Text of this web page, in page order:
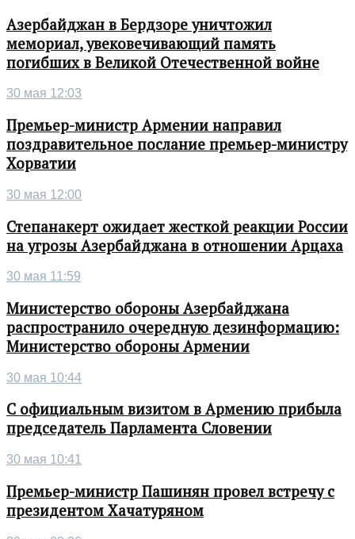
Азербайджан в Бердзоре уничтожил
мемориал, увековечивающий память
погибших в Великой Отечественной войне
30 мая 12:03
Премьер-министр Армении направил
поздравительное послание премьер-министру
Хорватии
30 мая 12:00
Степанакерт ожидает жесткой реакции России
на угрозы Азербайджана в отношении Арцаха
30 мая 11:59
Министерство обороны Азербайджана
распространило очередную дезинформацию:
Министерство обороны Армении
30 мая 10:44
С официальным визитом в Армению прибыла
председатель Парламента Словении
30 мая 10:41
Премьер-министр Пашинян провел встречу с
президентом Хачатуряном